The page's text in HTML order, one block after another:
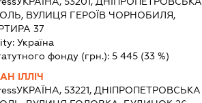
ВУЛИЦЯ ГЕРОЇВ ЧОРНОБИЛЯ,
37
Україна
фонду (грн.): 5 445(33 %)
ІЛЛІЧ
УКРАЇНА, 53221, ДНІПРОПЕТРОВСЬКА